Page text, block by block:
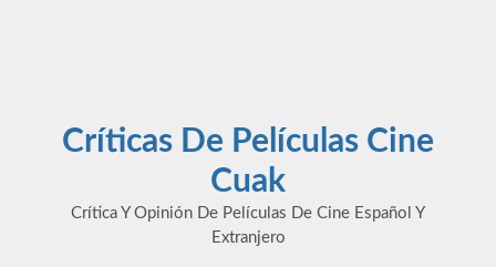
Críticas De Películas Cine
Cuak
Crítica Y Opinión De Películas De Cine Español Y
Extranjero